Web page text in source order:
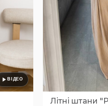
Літні штани